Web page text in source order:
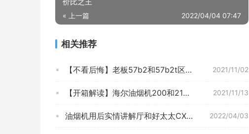
« 上一篇 2022/04/04 07:47
相关推荐
2021/11/02
【不看后悔】老板57b2和57b2t区别哪款更适合？评测解读该怎么选
2021/11/13
【开箱解读】海尔油烟机200和219有什么区别？告诉你哪款性价比高
2022/04/03
油烟机用后实情讲解厅和好太太CXW-238-809质量评测怎么样好不好用？